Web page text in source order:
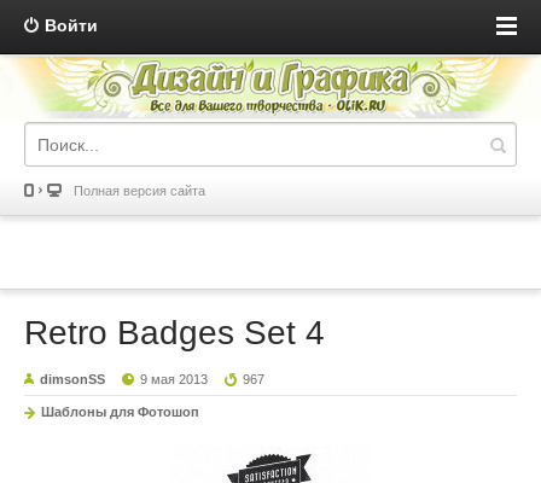
Войти
Полная версия сайта
Retro Badges Set 4
dimsonSS 9 мая 2013 967
Шаблоны для Фотошоп